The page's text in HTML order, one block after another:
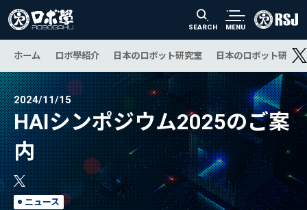
SEARCH MENU
ホーム ロボ學紹介 日本のロボット研究室 日本のロボット研究
2024/11/15
HAIシンポジウム2025のご案
内
ニュース